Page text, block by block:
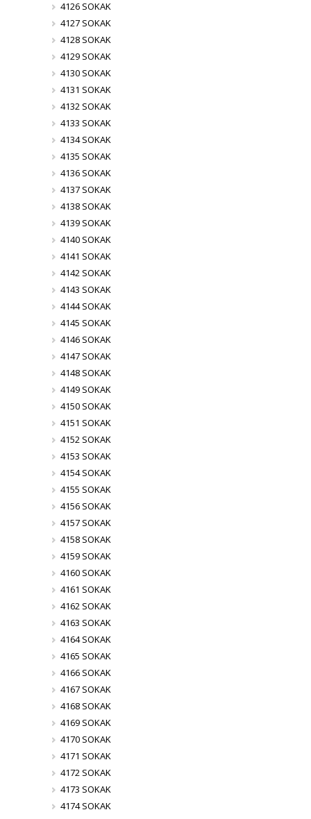
4126 SOKAK
4127 SOKAK
4128 SOKAK
4129 SOKAK
4130 SOKAK
4131 SOKAK
4132 SOKAK
4133 SOKAK
4134 SOKAK
4135 SOKAK
4136 SOKAK
4137 SOKAK
4138 SOKAK
4139 SOKAK
4140 SOKAK
4141 SOKAK
4142 SOKAK
4143 SOKAK
4144 SOKAK
4145 SOKAK
4146 SOKAK
4147 SOKAK
4148 SOKAK
4149 SOKAK
4150 SOKAK
4151 SOKAK
4152 SOKAK
4153 SOKAK
4154 SOKAK
4155 SOKAK
4156 SOKAK
4157 SOKAK
4158 SOKAK
4159 SOKAK
4160 SOKAK
4161 SOKAK
4162 SOKAK
4163 SOKAK
4164 SOKAK
4165 SOKAK
4166 SOKAK
4167 SOKAK
4168 SOKAK
4169 SOKAK
4170 SOKAK
4171 SOKAK
4172 SOKAK
4173 SOKAK
4174 SOKAK